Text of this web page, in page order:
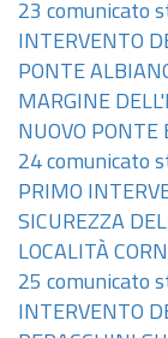
23 comunicato
INTERVENTO
PONTE
MARGINE
NUOVO PONTE
24 comunicato
PRIMO
SICUREZZA
LOCALITÀ
25 comunicato
INTERVENTO